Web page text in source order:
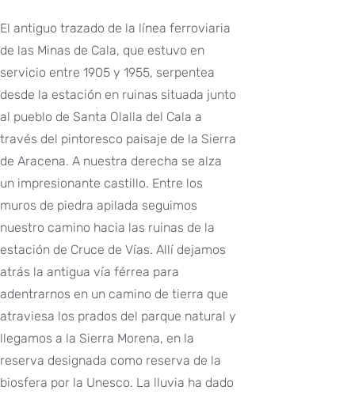
El antiguo trazado de la línea ferroviaria
de las Minas de Cala, que estuvo en
servicio entre 1905 y 1955, serpentea
desde la estación en ruinas situada junto
al pueblo de Santa Olalla del Cala a
través del pintoresco paisaje de la Sierra
de Aracena. A nuestra derecha se alza
un impresionante castillo. Entre los
muros de piedra apilada seguimos
nuestro camino hacia las ruinas de la
estación de Cruce de Vías. Allí dejamos
atrás la antigua vía férrea para
adentrarnos en un camino de tierra que
atraviesa los prados del parque natural y
llegamos a la Sierra Morena, en la
reserva designada como reserva de la
biosfera por la Unesco. La lluvia ha dado